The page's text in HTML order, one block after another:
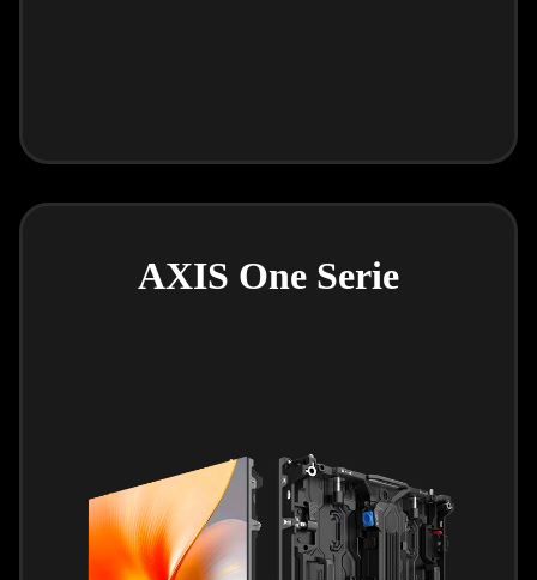
AXIS One Serie